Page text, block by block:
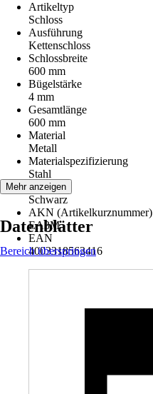
Artikeltyp
Schloss
Ausführung
Kettenschloss
Schlossbreite
600 mm
Bügelstärke
4 mm
Gesamtlänge
600 mm
Material
Metall
Materialspezifizierung
Stahl
Farbton
Schwarz
AKN (Artikelkurznummer)
EA3M
EAN
4003318563416
Mehr anzeigen
Datenblätter
Bereich überspringen